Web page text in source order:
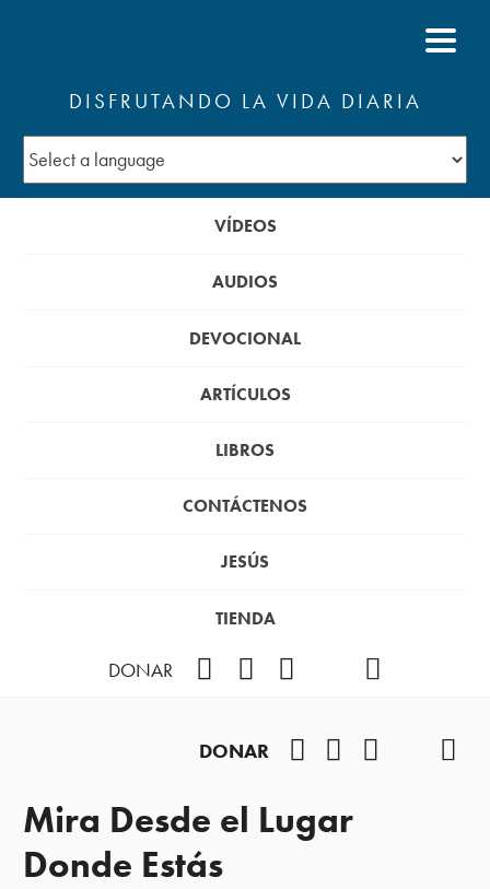
DISFRUTANDO LA VIDA DIARIA
VÍDEOS
AUDIOS
DEVOCIONAL
ARTÍCULOS
LIBROS
CONTÁCTENOS
JESÚS
TIENDA
DONAR
DONAR
Mira Desde el Lugar
Donde Estás